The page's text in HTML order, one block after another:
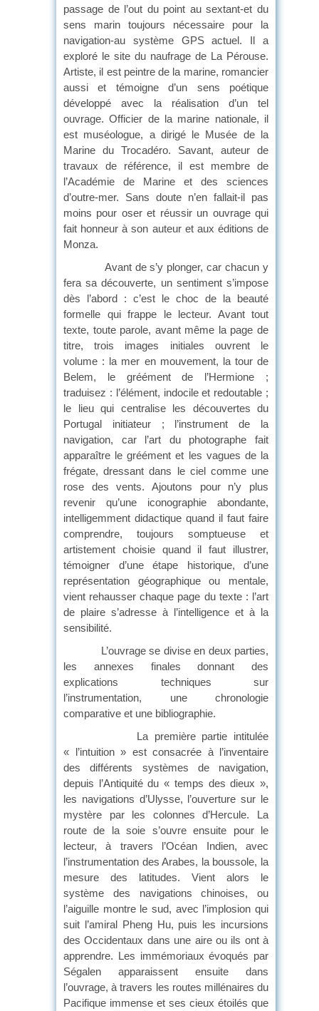
passage de l’out du point au sextant-et du
sens marin toujours nécessaire pour la
navigation-au système GPS actuel. Il a
exploré le site du naufrage de La Pérouse.
Artiste, il est peintre de la marine, romancier
aussi et témoigne d’un sens poétique
développé avec la réalisation d’un tel
ouvrage. Officier de la marine nationale, il
est muséologue, a dirigé le Musée de la
Marine du Trocadéro. Savant, auteur de
travaux de référence, il est membre de
l’Académie de Marine et des sciences
d’outre-mer. Sans doute n’en fallait-il pas
moins pour oser et réussir un ouvrage qui
fait honneur à son auteur et aux éditions de
Monza.
Avant de s’y plonger, car chacun y
fera sa découverte, un sentiment s’impose
dès l’abord : c’est le choc de la beauté
formelle qui frappe le lecteur. Avant tout
texte, toute parole, avant même la page de
titre, trois images initiales ouvrent le
volume : la mer en mouvement, la tour de
Belem, le gréément de l’Hermione ;
traduisez : l’élément, indocile et redoutable ;
le lieu qui centralise les découvertes du
Portugal initiateur ; l’instrument de la
navigation, car l’art du photographe fait
apparaître le gréément et les vagues de la
frégate, dressant dans le ciel comme une
rose des vents. Ajoutons pour n’y plus
revenir qu’une iconographie abondante,
intelligemment didactique quand il faut faire
comprendre, toujours somptueuse et
artistement choisie quand il faut illustrer,
témoigner d’une étape historique, d’une
représentation géographique ou mentale,
vient rehausser chaque page du texte : l’art
de plaire s’adresse à l’intelligence et à la
sensibilité.
L’ouvrage se divise en deux parties,
les annexes finales donnant des
explications techniques sur
l’instrumentation, une chronologie
comparative et une bibliographie.
La première partie intitulée
« l’intuition » est consacrée à l’inventaire
des différents systèmes de navigation,
depuis l’Antiquité du « temps des dieux »,
les navigations d’Ulysse, l’ouverture sur le
mystère par les colonnes d’Hercule. La
route de la soie s’ouvre ensuite pour le
lecteur, à travers l’Océan Indien, avec
l’instrumentation des Arabes, la boussole, la
mesure des latitudes. Vient alors le
système des navigations chinoises, ou
l’aiguille montre le sud, avec l’implosion qui
suit l’amiral Pheng Hu, puis les incursions
des Occidentaux dans une aire ou ils ont à
apprendre. Les immémoriaux évoqués par
Ségalen apparaissent ensuite dans
l’ouvrage, à travers les routes millénaires du
Pacifique immense et ses cieux étoilés que